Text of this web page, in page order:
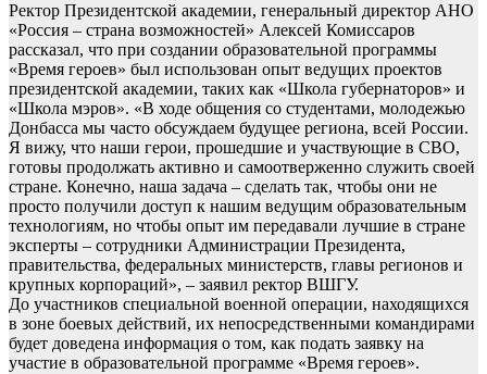
Ректор Президентской академии, генеральный директор АНО
«Россия – страна возможностей» Алексей Комиссаров
рассказал, что при создании образовательной программы
«Время героев» был использован опыт ведущих проектов
президентской академии, таких как «Школа губернаторов» и
«Школа мэров». «В ходе общения со студентами, молодежью
Донбасса мы часто обсуждаем будущее региона, всей России.
Я вижу, что наши герои, прошедшие и участвующие в СВО,
готовы продолжать активно и самоотверженно служить своей
стране. Конечно, наша задача – сделать так, чтобы они не
просто получили доступ к нашим ведущим образовательным
технологиям, но чтобы опыт им передавали лучшие в стране
эксперты – сотрудники Администрации Президента,
правительства, федеральных министерств, главы регионов и
крупных корпораций», – заявил ректор ВШГУ.
До участников специальной военной операции, находящихся
в зоне боевых действий, их непосредственными командирами
будет доведена информация о том, как подать заявку на
участие в образовательной программе «Время героев».